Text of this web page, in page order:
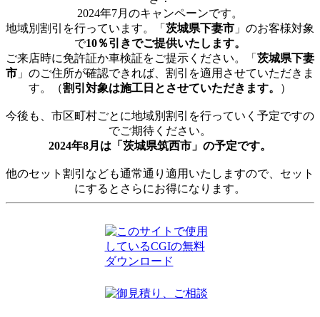
2024年7月のキャンペーンです。
地域別割引を行っています。「 茨城県下妻市 」のお客様対象
で10％引きでご提供いたします。
ご来店時に免許証か車検証をご提示ください。「 茨城県下妻
市 」のご住所が確認できれば、割引を適用させていただきま
す。（割引対象は施工日とさせていただきます。 ）
今後も、市区町村ごとに地域別割引を行っていく予定ですの
でご期待ください。
2024年8月は「茨城県筑西市」の予定です。
他のセット割引なども通常通り適用いたしますので、セット
にするとさらにお得になります。